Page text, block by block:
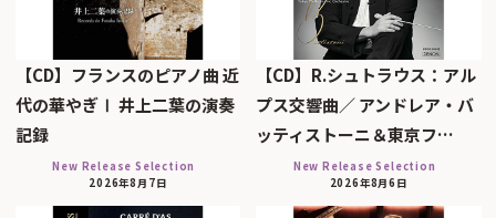
【CD】フランスのピアノ曲 近
代の華やぎⅠ 井上二葉の演奏
記録
New Release Selection
2026年8月7日
【CD】R.シュトラウス：アル
プス交響曲／ アンドレア・バ
ッティストーニ＆東京フ…
New Release Selection
2026年8月6日